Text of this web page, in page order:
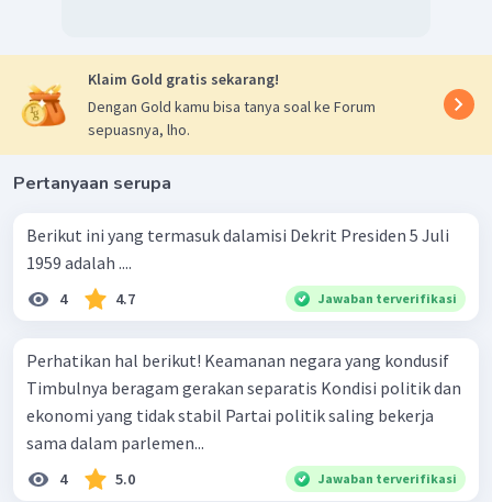
Klaim Gold gratis sekarang!
Dengan Gold kamu bisa tanya soal ke Forum
sepuasnya, lho.
Pertanyaan serupa
Berikut ini yang termasuk dalamisi Dekrit Presiden 5 Juli
1959 adalah ....
4 4.7 Jawaban terverifikasi
Perhatikan hal berikut! Keamanan negara yang kondusif
Timbulnya beragam gerakan separatis Kondisi politik dan
ekonomi yang tidak stabil Partai politik saling bekerja
sama dalam parlemen...
4 5.0 Jawaban terverifikasi